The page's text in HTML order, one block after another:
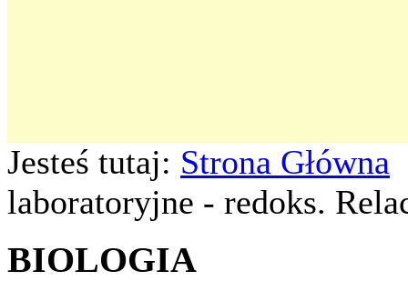
Jesteś tutaj: Strona Główna
laboratoryjne - redoks.
BIOLOGIA